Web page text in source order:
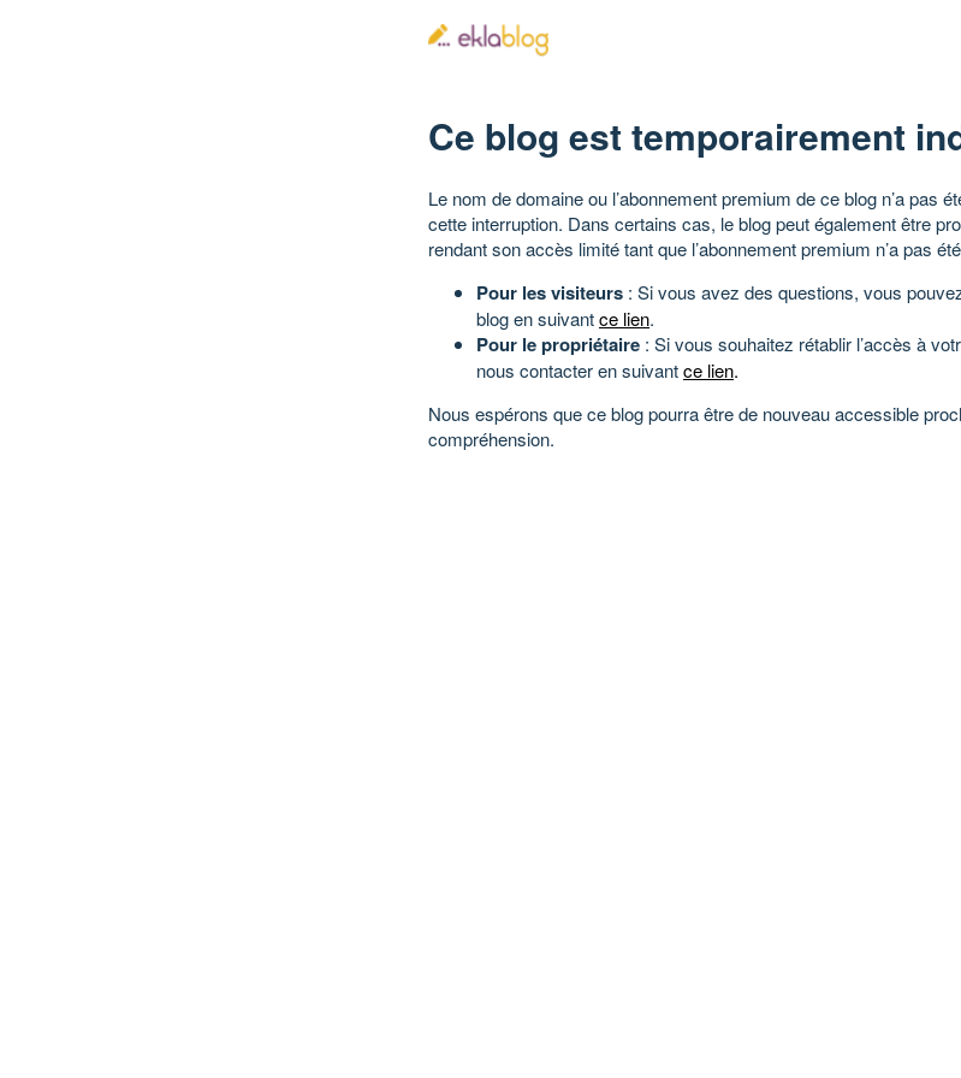
Ce blog est temporairement
Le nom de domaine ou l’abonnement premium de ce blog n’a pas
cette interruption. Dans certains cas, le blog peut également être
rendant son accès limité tant que l’abonnement premium n’a pas
Pour les visiteurs : Si vous avez des questions, vous
blog en suivantce lien.
Pour le propriétaire : Si vous souhaitez rétablir l’accès à
nous contacter en suivantce lien.
Nous espérons que ce blog pourra être de nouveau accessible
compréhension.